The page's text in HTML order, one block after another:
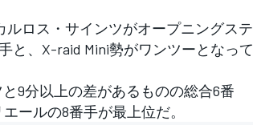
ロス・サインツがオープニングステ
と、X-raid Mini勢がワンツーとなって
9分以上の差があるものの総合6番
ールの8番手が最上位だ。